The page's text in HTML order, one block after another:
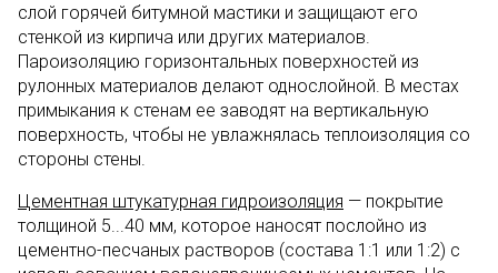
слой горячей битумной мастики и защищают его
стенкой из кирпича или других материалов.
Пароизоляцию горизонтальных поверхностей из
рулонных материалов делают однослойной. В местах
примыкания к стенам ее заводят на вертикальную
поверхность, чтобы не увлажнялась теплоизоляция со
стороны стены.
Цементная штукатурная гидроизоляция — покрытие
толщиной 5...40 мм, которое наносят послойно из
цементно-песчаных растворов (состава 1:1 или 1:2) с